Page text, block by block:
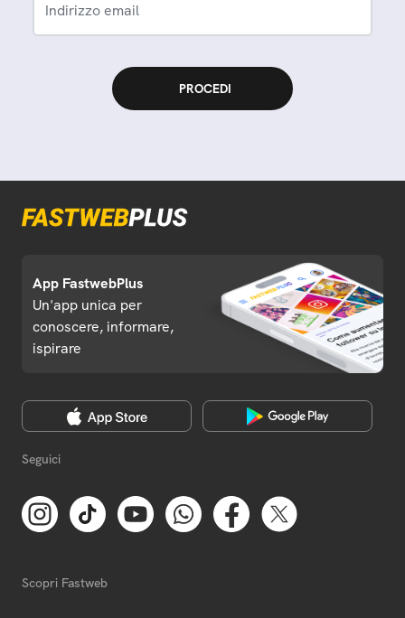
Indirizzo email
App FastwebPlus
Un'app unica per
conoscere, informare,
ispirare
Seguici
Scopri Fastweb